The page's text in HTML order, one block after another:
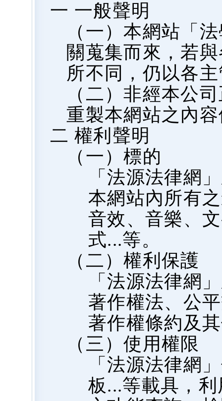
一 一般聲明
（一）本網站「
關蒐集而來，若
所不同，仍以各
（二）非經本公
重製本網站之內
二 權利聲明
（一）標的
「法源法律網
本網站內所有
音效、音樂、
式...等。
（二）權利保護
「法源法律網
著作權法、公
著作權條約及
（三）使用權限
「法源法律網
板...等載具，